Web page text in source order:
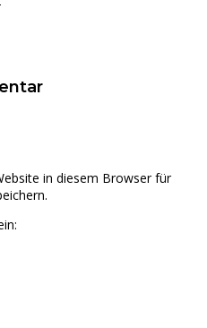
in diesem Browser für